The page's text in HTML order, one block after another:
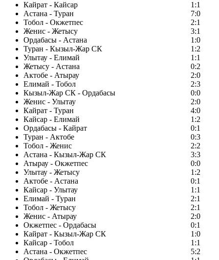
Кайрат - Кайсар
1:1
Астана - Туран
7:0
Тобол - Окжетпес
2:1
Женис - Жетысу
3:1
Ордабасы - Астана
1:0
Туран - Кызыл-Жар СК
1:2
Улытау - Елимай
1:1
Жетысу - Астана
0:2
Актобе - Атырау
2:0
Елимай - Тобол
2:3
Кызыл-Жар СК - Ордабасы
0:0
Женис - Улытау
2:0
Кайрат - Туран
4:0
Кайсар - Елимай
1:2
Ордабасы - Кайрат
0:1
Туран - Актобе
0:3
Тобол - Женис
2:2
Астана - Кызыл-Жар СК
3:3
Атырау - Окжетпес
0:0
Улытау - Жетысу
1:2
Актобе - Астана
0:1
Кайсар - Улытау
1:1
Елимай - Туран
2:1
Тобол - Жетысу
2:1
Женис - Атырау
2:0
Окжетпес - Ордабасы
0:1
Кайрат - Кызыл-Жар СК
1:0
Кайсар - Тобол
1:1
Астана - Окжетпес
5:2